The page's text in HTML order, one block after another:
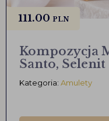
Kompozycja
Santo, Selenit
Kategoria: Amulety
111.00 PLN